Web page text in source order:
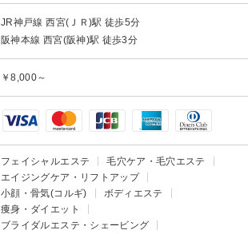
JR神戸線 西宮(ＪＲ)駅 徒歩5分
阪神本線 西宮(阪神)駅 徒歩3分
￥8,000～
フェイシャルエステ
毛穴ケア・毛穴エステ
エイジングケア・リフトアップ
小顔・骨気(コルギ)
ボディエステ
痩身・ダイエット
ブライダルエステ・シェービング